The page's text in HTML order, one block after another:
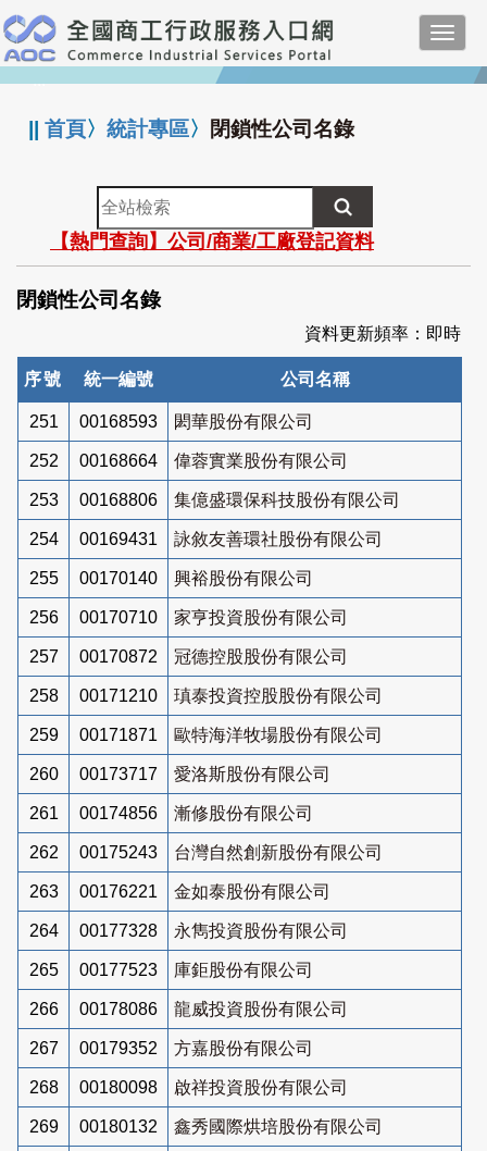
跳
到
主
要
:::
||首頁〉統計專區〉 閉鎖性公司名錄
全
站
檢
索
【熱門查詢】公司/商業/工廠登記資料
閉鎖性公司名錄
資料更新頻率：即時
序號 統一編號 公司名稱
251 00168593 閎華股份有限公司
252 00168664 偉蓉實業股份有限公司
253 00168806 集億盛環保科技股份有限公司
254 00169431 詠敘友善環社股份有限公司
255 00170140 興裕股份有限公司
256 00170710 家亨投資股份有限公司
257 00170872 冠德控股股份有限公司
258 00171210 瑱泰投資控股股份有限公司
259 00171871 歐特海洋牧場股份有限公司
260 00173717 愛洛斯股份有限公司
261 00174856 漸修股份有限公司
262 00175243 台灣自然創新股份有限公司
263 00176221 金如泰股份有限公司
264 00177328 永雋投資股份有限公司
265 00177523 庫鉅股份有限公司
266 00178086 龍威投資股份有限公司
267 00179352 方嘉股份有限公司
268 00180098 啟祥投資股份有限公司
269 00180132 鑫秀國際烘培股份有限公司